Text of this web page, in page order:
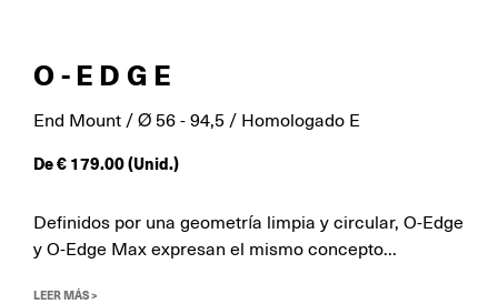
O-EDGE
End Mount / Ø 56 - 94,5 / Homologado E
De€ 179.00(Unid.)
Definidos por una geometría limpia y circular, O-Edge
y O-Edge Max expresan el mismo concepto...
LEER MÁS >